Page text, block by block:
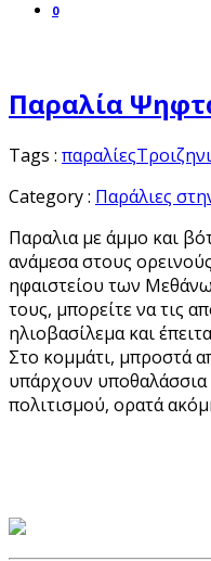
0
Παραλία
Tags : παραλίες
Category : Παράλιες
Παραλια με άμμο και
ανάμεσα στους
ηφαιστείου των
τους, μπορείτε να τις
ηλιοβασίλεμα και
Στο κομμάτι, μπροστά
υπάρχουν υποθαλάσσια
πολιτισμού, ορατά